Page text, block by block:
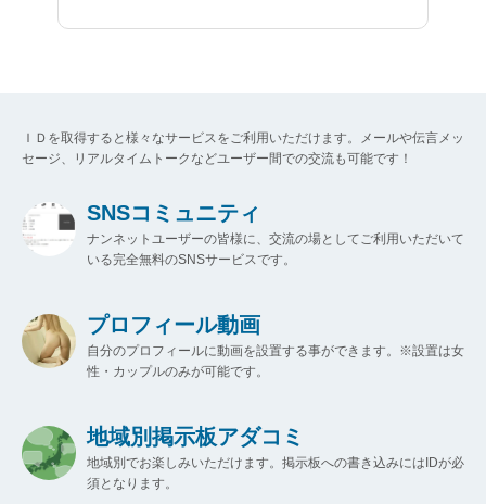
ＩＤを取得すると様々なサービスをご利用いただけます。メールや伝言メッ
セージ、リアルタイムトークなどユーザー間での交流も可能です！
SNSコミュニティ
ナンネットユーザーの皆様に、交流の場としてご利用いただいて
いる完全無料のSNSサービスです。
プロフィール動画
自分のプロフィールに動画を設置する事ができます。※設置は女
性・カップルのみが可能です。
地域別掲示板アダコミ
地域別でお楽しみいただけます。掲示板への書き込みにはIDが必
須となります。